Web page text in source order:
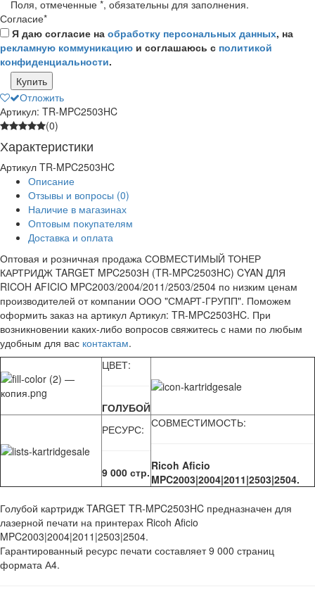
Поля, отмеченные *, обязательны для заполнения.
Согласие*
Я даю согласие на обработку персональных данных, на
рекламную коммуникацию и соглашаюсь с политикой
конфиденциальности.
Купить
Отложить
Артикул: TR-MPC2503HC
(0)
Характеристики
Артикул TR-MPC2503HC
Описание
Отзывы и вопросы (0)
Наличие в магазинах
Оптовым покупателям
Доставка и оплата
Оптовая и розничная продажа СОВМЕСТИМЫЙ ТОНЕР
КАРТРИДЖ TARGET MPC2503H (TR-MPC2503HC) CYAN ДЛЯ
RICOH AFICIO MPC2003/2004/2011/2503/2504 по низким ценам
производителей от компании ООО "СМАРТ-ГРУПП". Поможем
оформить заказ на артикул Артикул: TR-MPC2503HC. При
возникновении каких-либо вопросов свяжитесь с нами по любым
удобным для вас контактам.
ЦВЕТ:
ГОЛУБОЙ
РЕСУРС:
9 000 стр.
СОВМЕСТИМОСТЬ:
Ricoh Aficio
MPC2003|2004|2011|2503|2504.
Голубой картридж TARGET TR-MPC2503HC предназначен для
лазерной печати на принтерах Ricoh Aficio
MPC2003|2004|2011|2503|2504.
Гарантированный ресурс печати составляет 9 000 страниц
формата А4.